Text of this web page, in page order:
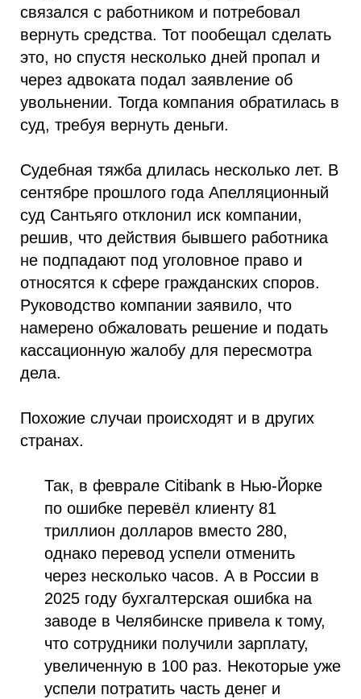
связался с работником и потребовал
вернуть средства. Тот пообещал сделать
это, но спустя несколько дней пропал и
через адвоката подал заявление об
увольнении. Тогда компания обратилась в
суд, требуя вернуть деньги.
Судебная тяжба длилась несколько лет. В
сентябре прошлого года Апелляционный
суд Сантьяго отклонил иск компании,
решив, что действия бывшего работника
не подпадают под уголовное право и
относятся к сфере гражданских споров.
Руководство компании заявило, что
намерено обжаловать решение и подать
кассационную жалобу для пересмотра
дела.
Похожие случаи происходят и в других
странах.
Так, в феврале Citibank в Нью-Йорке
по ошибке перевёл клиенту 81
триллион долларов вместо 280,
однако перевод успели отменить
через несколько часов. А в России в
2025 году бухгалтерская ошибка на
заводе в Челябинске привела к тому,
что сотрудники получили зарплату,
увеличенную в 100 раз. Некоторые уже
успели потратить часть денег и